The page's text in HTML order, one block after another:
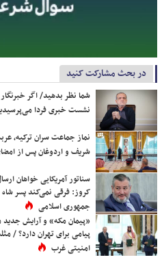
در بحث مشارکت کنید
شما نظر بدهید/ اگر
نشست خبری فردا
نماز جماعت سران ترکیه،
شریف و اردوغان پس از
سناتور آمریکایی خواهان
کروز: فرقی نمی‌کند پسر شاه
جمهوری اسلامی
«پیمان مکه» و آرایش
پیامی برای تهران دارد؟ /
امنیتی غرب